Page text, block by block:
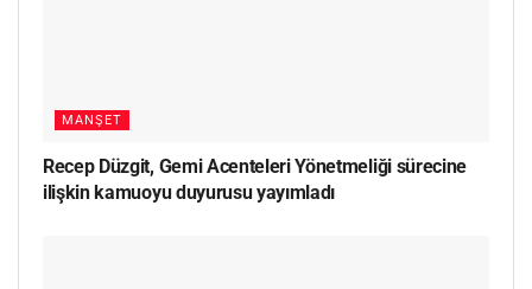
MANŞET
Recep Düzgit, Gemi Acenteleri Yönetmeliği sürecine
ilişkin kamuoyu duyurusu yayımladı